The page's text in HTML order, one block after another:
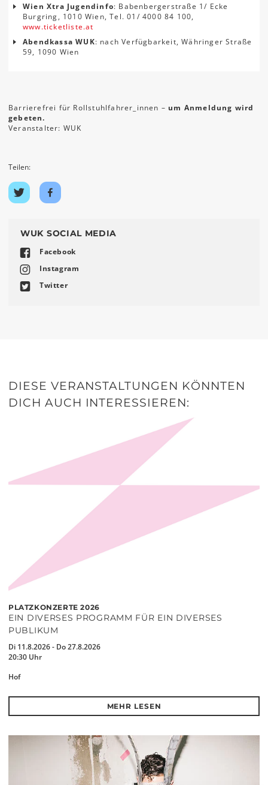
Wien Xtra Jugendinfo: Babenbergerstraße 1/ Ecke
Burgring, 1010 Wien, Tel. 01/ 4000 84 100,
www.ticketliste.at
Abendkassa WUK: nach Verfügbarkeit, Währinger Straße
59, 1090 Wien
Barrierefrei für Rollstuhlfahrer_innen – um Anmeldung wird
gebeten.
Veranstalter: WUK
Teilen:
Auf
Twitter
Auf
Facebook
WUK SOCIAL MEDIA
Facebook
Instagram
Twitter
DIESE VERANSTALTUNGEN KÖNNTEN
DICH AUCH INTERESSIEREN:
PLATZKONZERTE 2026
EIN DIVERSES PROGRAMM FÜR EIN DIVERSES
PUBLIKUM
Di 11.8.2026 - Do 27.8.2026
20:30 Uhr
Hof
MEHR LESEN